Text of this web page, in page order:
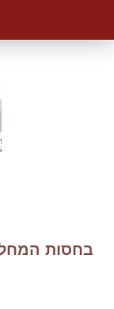
בחסות